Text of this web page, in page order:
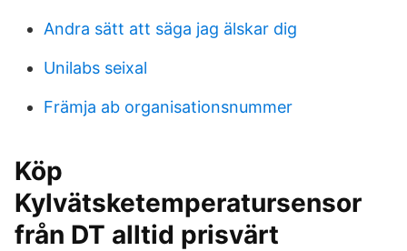
Andra sätt att säga jag älskar dig
Unilabs seixal
Främja ab organisationsnummer
Köp
Kylvätsketemperatursensor
från DT alltid prisvärt